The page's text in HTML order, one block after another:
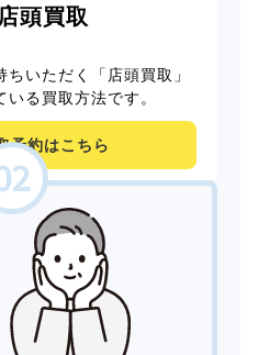
店頭買取
いただく「店頭買取」
る買取方法です。
予約はこちら